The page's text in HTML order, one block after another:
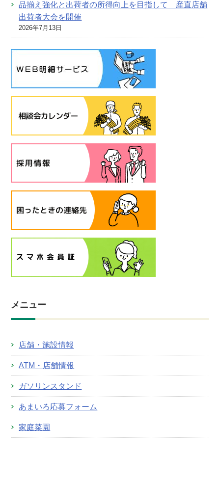
品揃え強化と出荷者の所得向上を目指して 産直店舗
出荷者大会を開催
2026年7月13日
メニュー
店舗・施設情報
ATM・店舗情報
ガソリンスタンド
あまいろ応募フォーム
家庭菜園